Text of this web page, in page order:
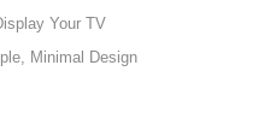
Your TV
Minimal Design